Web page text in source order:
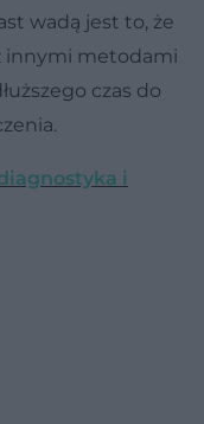
wadą jest to, że
innymi metodami
czas do
i